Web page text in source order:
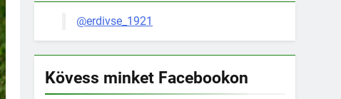
@erdivse_1921
Kövess minket Facebookon